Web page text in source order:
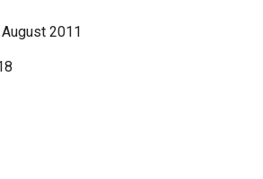
2011